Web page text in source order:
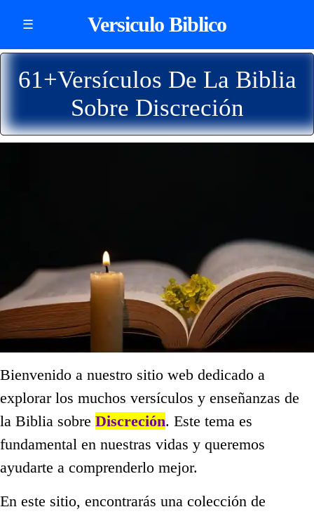
☰ Versiculo Biblico
61+Versículos De La Biblia
Sobre Discreción
Bienvenido a nuestro sitio web dedicado a
explorar los muchos versículos y enseñanzas de
la Biblia sobre Discreción. Este tema es
fundamental en nuestras vidas y queremos
ayudarte a comprenderlo mejor.
En este sitio, encontrarás una colección de